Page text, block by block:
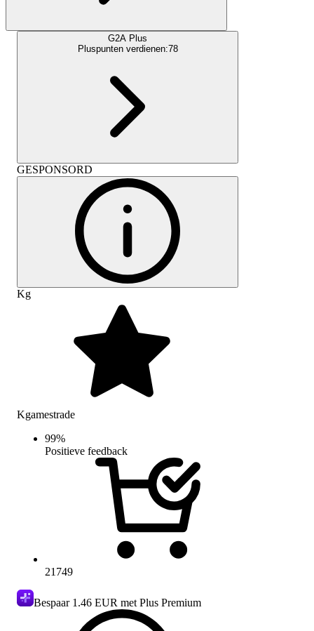
G2A Plus
Pluspunten verdienen:78
GESPONSORD
Kg
Kgamestrade
99%
Positieve feedback
21749
Bespaar 1.46 EUR met Plus Premium